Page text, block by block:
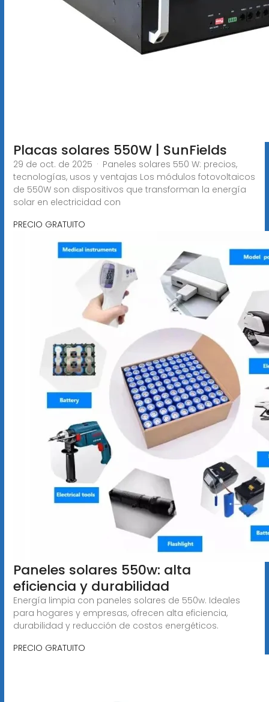
Placas solares 550W | SunFields
29 de oct. de 2025 · Paneles solares 550 W: precios,
tecnologías, usos y ventajas Los módulos fotovoltaicos
de 550W son dispositivos que transforman la energía
solar en electricidad con
PRECIO GRATUITO
Paneles solares 550w: alta
eficiencia y durabilidad
Energía limpia con paneles solares de 550w. Ideales
para hogares y empresas, ofrecen alta eficiencia,
durabilidad y reducción de costos energéticos.
PRECIO GRATUITO